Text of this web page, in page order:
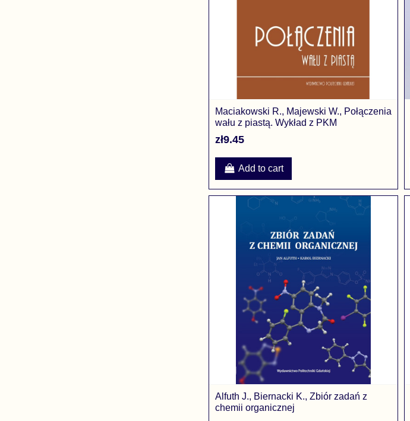
Maciakowski R., Majewski W., Połączenia
wału z piastą. Wykład z PKM
zł9.45
Add to cart
Alfuth J., Biernacki K., Zbiór zadań z
chemii organicznej